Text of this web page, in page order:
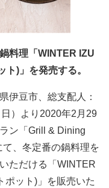
料理「WINTER IZU
ト)」を発売する。
伊豆市、総支配人：
）より2020年2月29
ン「Grill & Dining
、冬定番の鍋料理を
ただける「WINTER
ポット)」を販売いた